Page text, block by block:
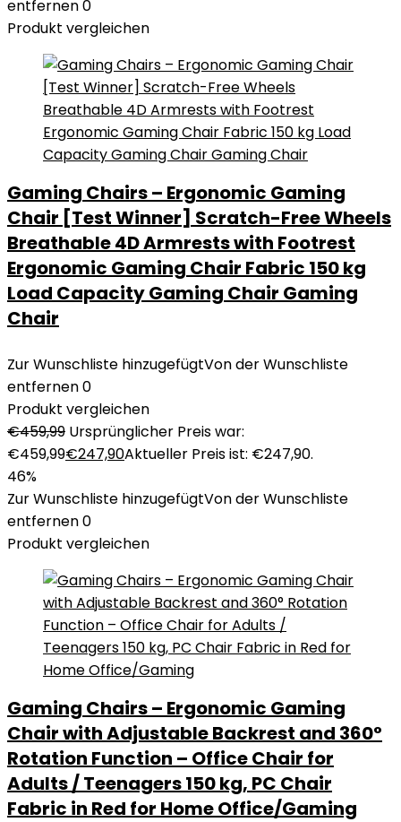
entfernen0
Produkt vergleichen
Gaming Chairs – Ergonomic Gaming
Chair [Test Winner] Scratch-Free Wheels
Breathable 4D Armrests with Footrest
Ergonomic Gaming Chair Fabric 150 kg
Load Capacity Gaming Chair Gaming
Chair
Zur Wunschliste hinzugefügtVon der Wunschliste
entfernen0
Produkt vergleichen
€459,99 Ursprünglicher Preis war:
€459,99€247,90Aktueller Preis ist: €247,90.
46%
Zur Wunschliste hinzugefügtVon der Wunschliste
entfernen0
Produkt vergleichen
Gaming Chairs – Ergonomic Gaming
Chair with Adjustable Backrest and 360°
Rotation Function – Office Chair for
Adults / Teenagers 150 kg, PC Chair
Fabric in Red for Home Office/Gaming